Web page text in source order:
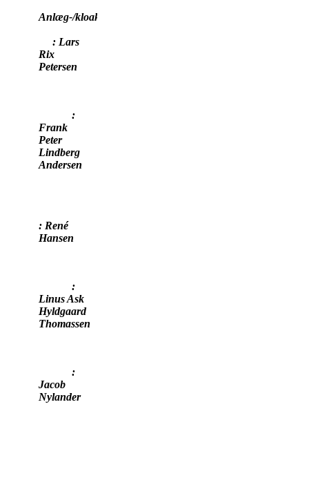
Anlæg-/kloak
: Lars
Rix
Petersen
:
Frank
Peter
Lindberg
Andersen
: René
Hansen
:
Linus Ask
Hyldgaard
Thomassen
:
Jacob
Nylander